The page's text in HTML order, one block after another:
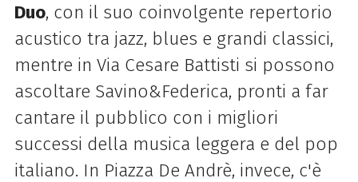
Duo, con il suo coinvolgente repertorio
acustico tra jazz, blues e grandi classici,
mentre in Via Cesare Battisti si possono
ascoltare Savino&Federica, pronti a far
cantare il pubblico con i migliori
successi della musica leggera e del pop
italiano. In Piazza De Andrè, invece, c'è